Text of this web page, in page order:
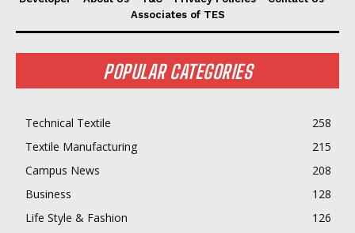
Associates of TES
POPULAR CATEGORIES
Technical Textile
258
Textile Manufacturing
215
Campus News
208
Business
128
Life Style & Fashion
126